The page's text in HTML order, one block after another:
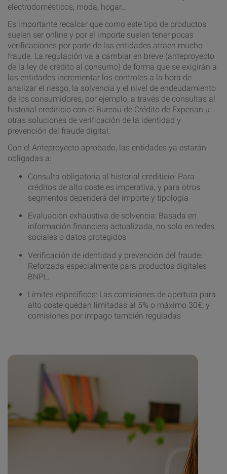
electrodomésticos, moda, hogar…
Es importante recalcar que como este tipo de productos
suelen ser online y por el importe suelen tener pocas
verificaciones por parte de las entidades atraen mucho
fraude. La regulación va a cambiar en breve (anteproyecto
de la ley de crédito al consumo) de forma que se exigirán a
las entidades incrementar los controles a la hora de
analizar el riesgo, la solvencia y el nivel de endeudamiento
de los consumidores, por ejemplo, a través de consultas al
historial crediticio con el Bureau de Crédito de Experian u
otras soluciones de verificación de la identidad y
prevención del fraude digital.
Con el Anteproyecto aprobado, las entidades ya estarán
obligadas a:
Consulta obligatoria al historial crediticio: Para
créditos de alto coste es imperativa, y para otros
segmentos dependerá del importe y tipología
Evaluación exhaustiva de solvencia: Basada en
información financiera actualizada, no solo en redes
sociales o datos protegidos
Verificación de identidad y prevención del fraude:
Reforzada especialmente para productos digitales
BNPL.
Límites específicos: Las comisiones de apertura para
alto coste quedan limitadas al 5% o máximo 30€, y
comisiones por impago también reguladas
.cta-experian {
aspect-ratio: 3 / 2;
border-radius: 15px;
@media (max-width: 768px) {